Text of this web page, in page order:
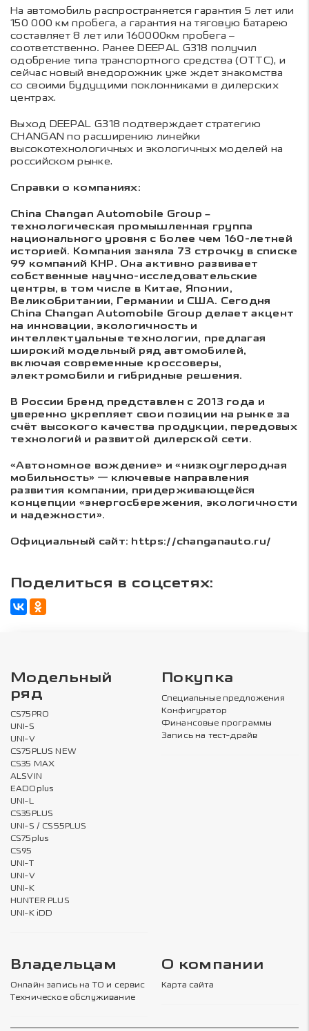
На автомобиль распространяется гарантия 5 лет или
150 000 км пробега, а гарантия на тяговую батарею
составляет 8 лет или 160000км пробега –
соответственно. Ранее DEEPAL G318 получил
одобрение типа транспортного средства (ОТТС), и
сейчас новый внедорожник уже ждет знакомства
со своими будущими поклонниками в дилерских
центрах.
Выход DEEPAL G318 подтверждает стратегию
CHANGAN по расширению линейки
высокотехнологичных и экологичных моделей на
российском рынке.
Справки о компаниях:
China Changan Automobile Group –
технологическая промышленная группа
национального уровня с более чем 160-летней
историей. Компания заняла 73 строчку в списке
99 компаний КНР. Она активно развивает
собственные научно-исследовательские
центры, в том числе в Китае, Японии,
Великобритании, Германии и США. Сегодня
China Changan Automobile Group делает акцент
на инновации, экологичность и
интеллектуальные технологии, предлагая
широкий модельный ряд автомобилей,
включая современные кроссоверы,
электромобили и гибридные решения.
В России бренд представлен с 2013 года и
уверенно укрепляет свои позиции на рынке за
счёт высокого качества продукции, передовых
технологий и развитой дилерской сети.
«Автономное вождение» и «низкоуглеродная
мобильность» — ключевые направления
развития компании, придерживающейся
концепции «энергосбережения, экологичности
и надежности».
Официальный сайт: https://changanauto.ru/
Поделиться в соцсетях:
Модельный
ряд
CS75PRO
UNI-S
UNI-V
CS75PLUS NEW
CS35 MAX
ALSVIN
EADOplus
UNI-L
CS35PLUS
UNI-S / CS55PLUS
CS75plus
CS95
UNI-T
UNI-V
UNI-K
HUNTER PLUS
UNI-K iDD
Покупка
Специальные предложения
Конфигуратор
Финансовые программы
Запись на тест-драйв
Владельцам
Онлайн запись на ТО и сервис
Техническое обслуживание
О компании
Карта сайта